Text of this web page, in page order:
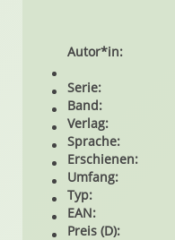
Autor*in:
Serie:
Band:
Verlag:
Sprache:
Erschienen:
Umfang:
Typ:
EAN:
Preis (D):